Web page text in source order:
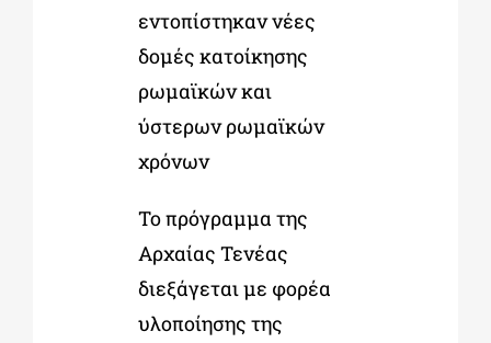
εντοπίστηκαν νέες
δομές κατοίκησης
ρωμαϊκών και
ύστερων ρωμαϊκών
χρόνων
Το πρόγραμμα της
Αρχαίας Τενέας
διεξάγεται με φορέα
υλοποίησης της